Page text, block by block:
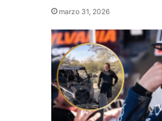
marzo 31, 2026